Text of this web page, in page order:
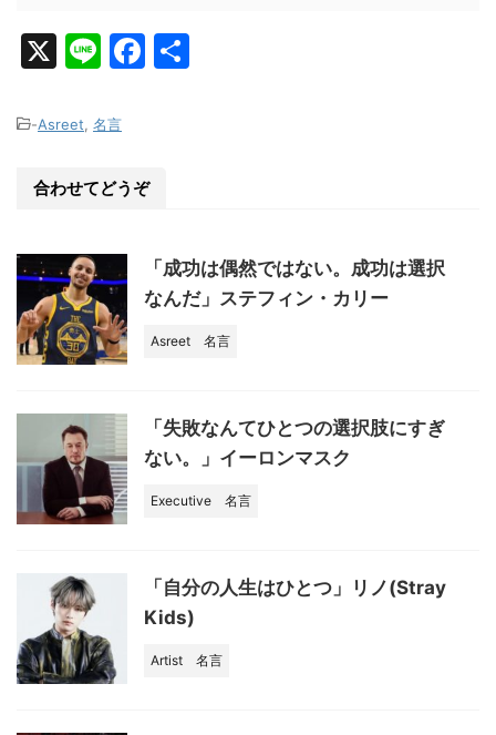
X
Li
e
F
b
o
k
-Asreet 名言
合わせてどうぞ
「成功は偶然ではない。成功は選択
なんだ」ステフィン・カリー
Asreet 名言
「失敗なんてひとつの選択肢にすぎ
ない。」イーロンマスク
Executive 名言
「自分の人生はひとつ」リノ(Stray
Kids)
Artist 名言